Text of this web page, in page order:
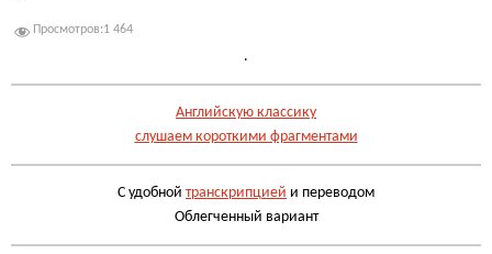
Просмотров:1 464
.
Английскую классику
слушаем короткими фрагментами
С удобной транскрипцией и переводом
Облегченный вариант